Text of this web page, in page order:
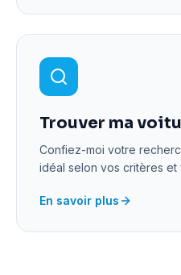
Trouver ma
Confiez-moi votre
idéal selon vos critères et
En savoir plus